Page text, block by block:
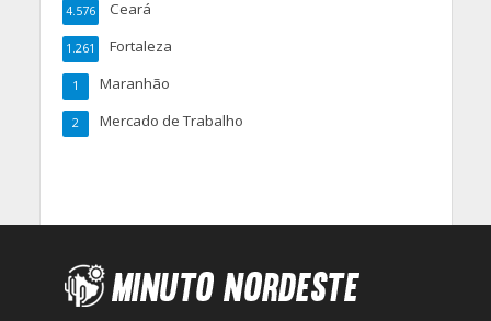
Ceará
4.576
Fortaleza
1.261
Maranhão
1
Mercado de Trabalho
2